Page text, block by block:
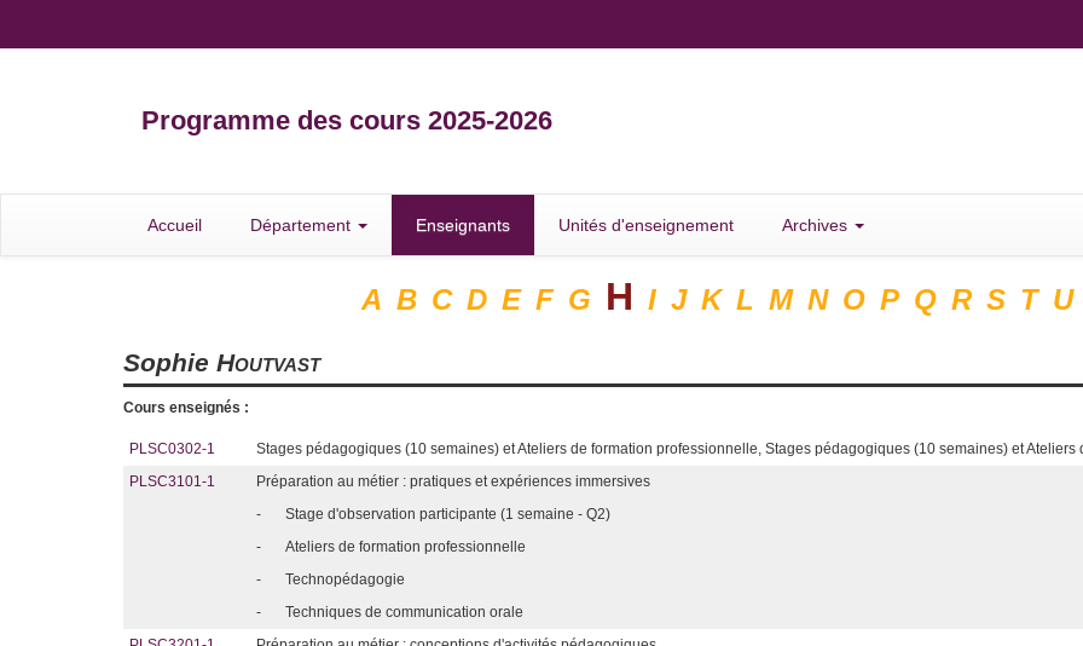
Programme des cours 2025-2026
Accueil Département Enseignants Unités d'enseignement Archives
A B C D E F G H I J K L M N O P Q R S T U
Sophie Houtvast
Cours enseignés :
PLSC0302-1 Stages pédagogiques (10 semaines) et Ateliers de formation professionnelle, Stages pédagogiques (10 semaines) et Ateliers
PLSC3101-1
Préparation au métier : pratiques et expériences immersives
-
Stage d'observation participante (1 semaine - Q2)
-
Ateliers de formation professionnelle
-
Technopédagogie
-
Techniques de communication orale